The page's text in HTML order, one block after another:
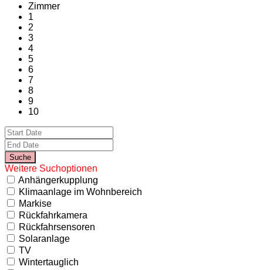
Zimmer
1
2
3
4
5
6
7
8
9
10
Weitere Suchoptionen
Anhängerkupplung
Klimaanlage im Wohnbereich
Markise
Rückfahrkamera
Rückfahrsensoren
Solaranlage
TV
Wintertauglich